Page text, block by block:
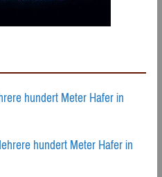
hundert Meter Hafer in
hundert Meter Hafer in